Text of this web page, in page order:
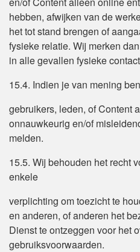
hebben, afwijken van de
het tot stand brengen of
fysieke relatie. Wij merken
in alle gevallen fysieke
15.4. Indien je van mening
gebruikers, leden, of Content
onnauwkeurig en/of
melden.
15.5. Wij behouden het recht
enkele
verplichting om toezicht te
en anderen, of anderen het
Dienst te ontzeggen voor het
gebruiksvoorwaarden.